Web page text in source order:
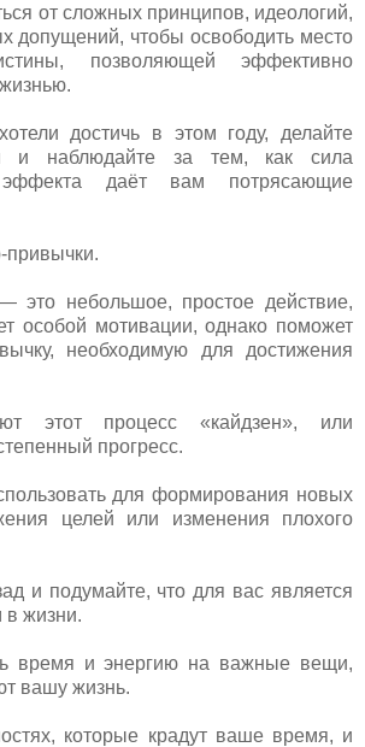
от сложных принципов, идеологий,
допущений, чтобы освободить место
позволяющей эффективно
достичь в этом году, делайте
и наблюдайте за тем, как сила
эффекта даёт вам потрясающие
привычки.
это небольшое, простое действие,
особой мотивации, однако поможет
необходимую для достижения
этот процесс «кайдзен», или
прогресс.
для формирования новых
целей или изменения плохого
и подумайте, что для вас является
жизни.
время и энергию на важные вещи,
вашу жизнь.
которые крадут ваше время, и